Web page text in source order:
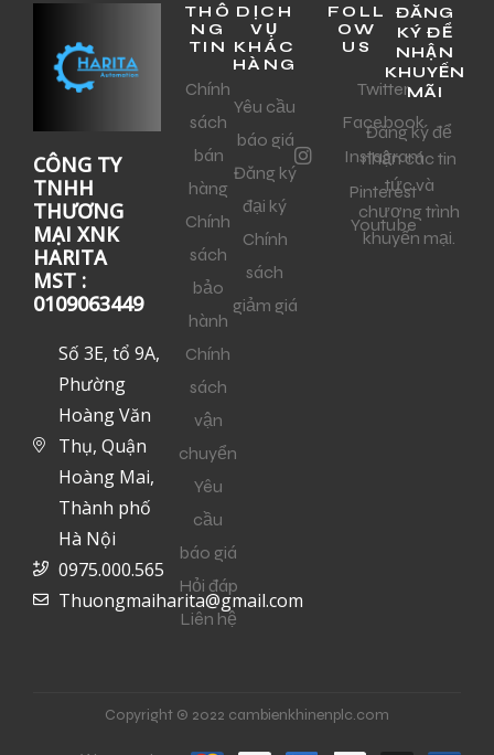
CÔNG TY
TNHH
THƯƠNG
MẠI XNK
HARITA
MST :
0109063449
Số 3E, tổ 9A,
Phường
Hoàng Văn
Thụ, Quận
Hoàng Mai,
Thành phố
Hà Nội
0975.000.565
Thuongmaiharita@gmail.com
THÔ
NG
TIN
Chính
sách
bán
hàng
Chính
sách
bảo
hành
Chính
sách
vận
chuyển
Yêu
cầu
báo giá
Hỏi đáp
Liên hệ
DỊCH
VỤ
KHÁC
HÀNG
Yêu cầu
báo giá
Đăng ký
đại ký
Chính
sách
giảm giá
FOLL
OW
US
Twitter
Facebook
Instagram
Pinterest
Youtube
ĐĂNG
KÝ ĐỂ
NHẬN
KHUYẾN
MÃI
Đăng ký để
nhận các tin
tức và
chương trình
khuyến mại.
Copyright © 2022 cambienkhinenplc.com